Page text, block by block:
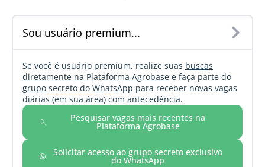
Sou usuário premium...
Se você é usuário premium, realize suas buscas
diretamente na Plataforma Agrobase e faça parte do
grupo secreto do WhatsApp para receber novas vagas
diárias (em sua área) com antecedência.
Pesquisar vagas mais recentes na
Plataforma Agrobase
Solicitar acesso ao grupo secreto exclusivo
do WhatsApp